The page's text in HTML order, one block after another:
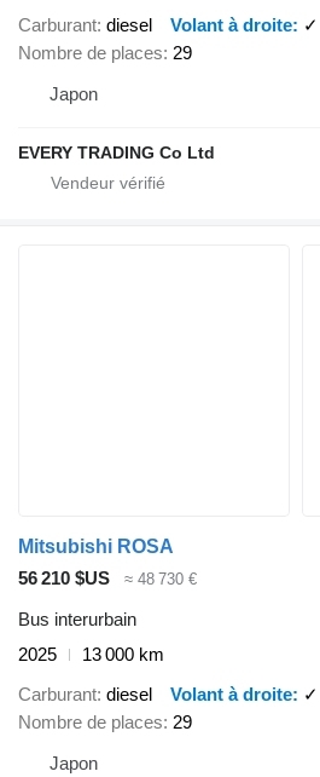
Carburant diesel Volant à droite
✓
Nombre de places 29
Japon
EVERY TRADING Co Ltd
Mitsubishi ROSA
56 210 $US
≈ 48 730 €
Bus interurbain
2025
13 000 km
Carburant diesel Volant à droite
✓
Nombre de places 29
Japon